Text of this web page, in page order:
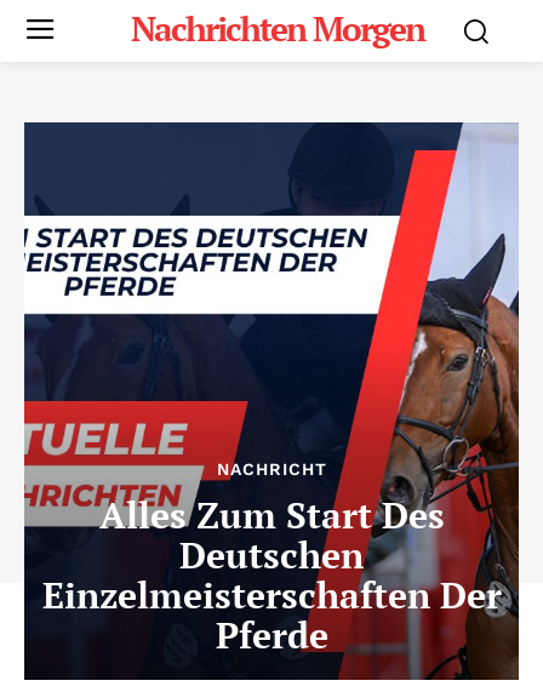
Nachrichten Morgen
NACHRICHT
Alles Zum Start Des
Deutschen
Einzelmeisterschaften Der
Pferde